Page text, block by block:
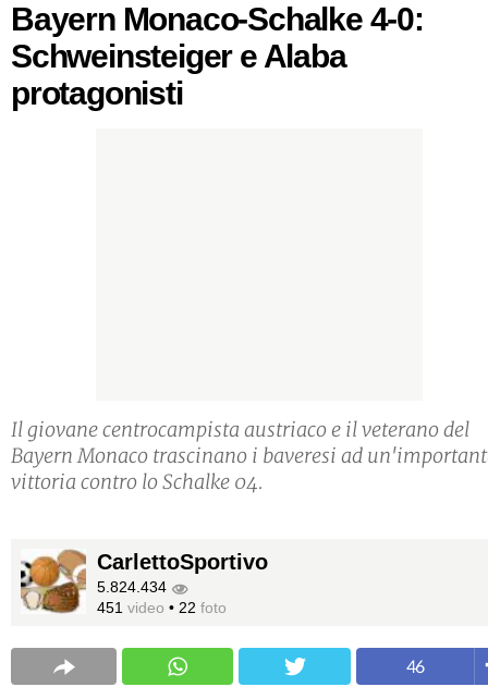
Bayern Monaco-Schalke 4-0:
Schweinsteiger e Alaba
protagonisti
Il giovane centrocampista austriaco e il veterano del
Bayern Monaco trascinano i baveresi ad
vittoria contro lo Schalke 04.
CarlettoSportivo
5.824.434
451 video • 22 foto
46